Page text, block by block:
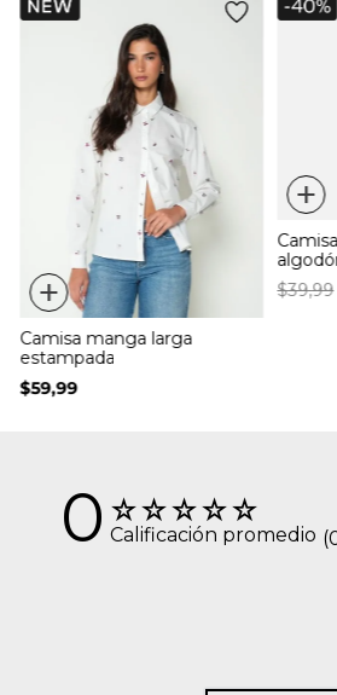
+
Camisa manga larga
estampada
$59,99
+
$39,99
☆☆☆☆☆
0 Calificación promedio